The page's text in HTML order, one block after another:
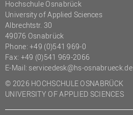
Präsidialbüro
Professional School
Projekte des Präsidiums
Projektmanagement Office
(PMO)
Prozessmanagement
Recht
Hochschule Osnabrück
University of Applied Sciences
Albrechtstr. 30
49076 Osnabrück
Phone: +49 (0)541 969-0
Fax: +49 (0)541 969-2066
E-Mail: servicedesk@hs-osnabrueck.de
© 2026 HOCHSCHULE OSNABRÜCK
UNIVERSITY OF APPLIED SCIENCES